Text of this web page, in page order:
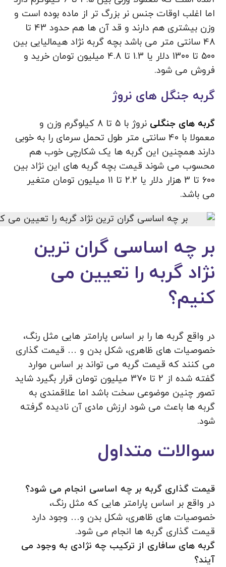
اما اغلب اوقات جنس نر بزرگ تر از ماده بوده است و
وزن بیشتری هم دارند و قد آن ها هم حدود 43 تا
48 سانتی متر می باشد بچه گربه نژاد هیمالیایی بین
500 تا 1300 دلار یا 1.3 تا 4.8 میلیون تومان خرید و
فروش می شود.
گربه جنگل های نروژ
گربه های جنگلی
نروژ با 5 تا 8 کیلوگرم وزن و
معمولا با 40 سانتی متر طول تحمل سرمای را به خوبی
دارند همچنین این گربه ها یک شکارچی خوب هم
محسوب می شوند قیمت بچه گربه های این نژاد بین
600 تا 3 هزار دلار یا 2.2 تا 11 میلیون تومان متغیر
می باشد.
بر چه اساسی گران ترین
نژاد گربه را تعیین می
کنیم؟
در واقع گربه ها را بر اساس پارامتر هایی مثل رنگ،
خصوصیات های ظاهری، شکل بدن و … قیمت گذاری
می کنند که قیمت گربه می تواند بر اساس موارد
گفته شده از 2 تا 370 میلیون تومان قرار بگیرد شاید
تصور چنین موضوعی سخت باشد اما علاقمندی به
گربه ها باعث می شود ارزش مادی آن نادیده گرفته
شود.
سوالات متداول
قیمت گذاری گربه بر چه اساسی انجام می شود؟
در واقع بر اساس پارامتر هایی که مثل رنگ،
خصوصیات های ظاهری، شکل بدن و… وجود دارد
قیمت گذاری گربه ها انجام می شود.
گربه های سافاری از ترکیب چه نژادی به وجود می
آیند؟